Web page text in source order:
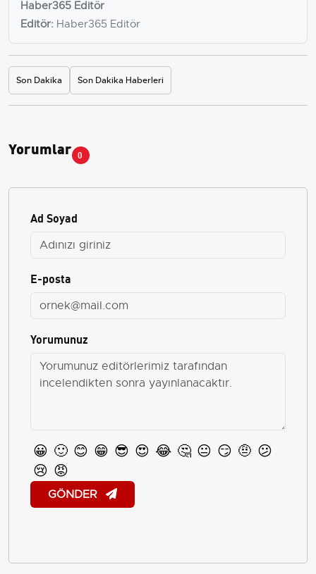
Haber365 Editör
Editör: Haber365 Editör
Son Dakika Son Dakika Haberleri
Yorumlar 0
Ad Soyad
E-posta
Yorumunuz
😀 🙂 😊 😁 😎 😍 😂 🤔 😐 😏 🤨 😕
😢 😡
GÖNDER